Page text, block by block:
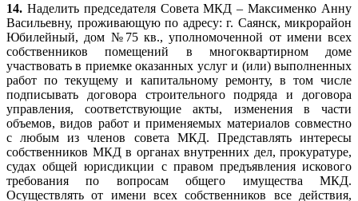
14. Наделить председателя Совета МКД – Максименко Анну
Васильевну, проживающую по адресу: г. Саянск, микрорайон
Юбилейный, дом №75 кв., уполномоченной от имени всех
собственников помещений в многоквартирном доме
участвовать в приемке оказанных услуг и (или) выполненных
работ по текущему и капитальному ремонту, в том числе
подписывать договора строительного подряда и договора
управления, соответствующие акты, изменения в части
объемов, видов работ и применяемых материалов совместно
с любым из членов совета МКД. Представлять интересы
собственников МКД в органах внутренних дел, прокуратуре,
судах общей юрисдикции с правом предъявления искового
требования по вопросам общего имущества МКД.
Осуществлять от имени всех собственников все действия,